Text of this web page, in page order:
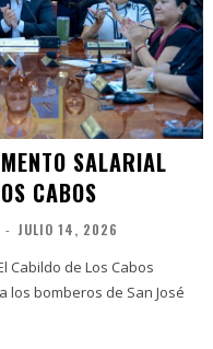
SALARIAL
CABOS
- JULIO 14, 2026
Cabildo de Los Cabos
bomberos de San José